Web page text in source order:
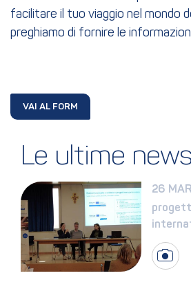
facilitare il tuo viaggio nel mondo
preghiamo di fornire le
VAI AL FORM
Le ultime news
26